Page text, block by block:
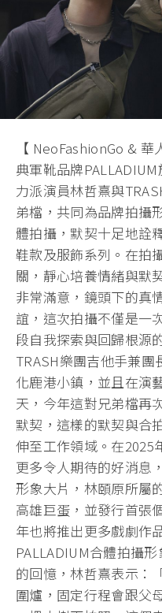
【 NeoFashionGo &
典軍靴品牌
力派演員林哲熹與
弟檔，共同為品牌拍攝
體拍攝，默契十足地詮
鞋款及服飾系列。在拍
關，靜心培養情緒與默
非常滿意，鏡頭下的真
誼，這次拍攝不僅是一
段自我探索與回歸根源
TRASH樂團吉他手兼
化鹿港小鎮，並且在演
天，今年這對兄弟檔再
默契，這樣的默契與合
伸至工作領域。在2025
更多令人期待的好消息
形象大片，林頤原所屬
高雄巨蛋，並發行首張
年也將推出更多戲劇作
PALLADIUM合體拍攝
的回憶，林哲熹表示：
圍爐，固定行程會跟父